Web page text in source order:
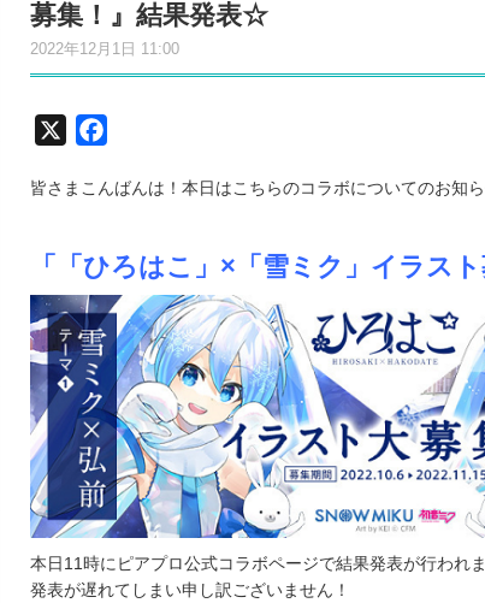
募集！』結果発表☆
2022年12月1日 11:00
c
b
o
k
皆さまこんばんは！本日はこちらのコラボについてのお知ら
「「ひろはこ」×「雪ミク」イラスト
本日11時にピアプロ公式コラボページで結果発表が行われま
発表が遅れてしまい申し訳ございません！